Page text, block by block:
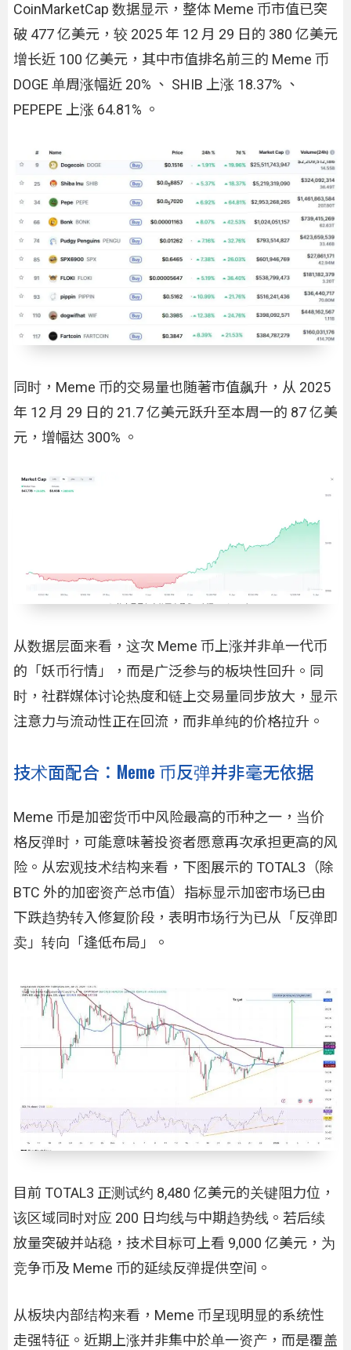
CoinMarketCap 数据显示，整体 Meme 币市值已突
破 477 亿美元，较 2025 年 12 月 29 日的 380 亿美元
增长近 100 亿美元，其中市值排名前三的 Meme 币
DOGE 单周涨幅近 20% 、 SHIB 上涨 18.37% 、
PEPEPE 上涨 64.81% 。
同时，Meme 币的交易量也随著市值飙升，从 2025
年 12 月 29 日的 21.7 亿美元跃升至本周一的 87 亿美
元，增幅达 300% 。
从数据层面来看，这次 Meme 币上涨并非单一代币
的「妖币行情」，而是广泛参与的板块性回升。同
时，社群媒体讨论热度和链上交易量同步放大，显示
注意力与流动性正在回流，而非单纯的价格拉升。
技术面配合：Meme 币反弹并非毫无依据
Meme 币是加密货币中风险最高的币种之一，当价
格反弹时，可能意味著投资者愿意再次承担更高的风
险。从宏观技术结构来看，下图展示的 TOTAL3（除
BTC 外的加密资产总市值）指标显示加密市场已由
下跌趋势转入修复阶段，表明市场行为已从「反弹即
卖」转向「逢低布局」。
目前 TOTAL3 正测试约 8,480 亿美元的关键阻力位，
该区域同时对应 200 日均线与中期趋势线。若后续
放量突破并站稳，技术目标可上看 9,000 亿美元，为
竞争币及 Meme 币的延续反弹提供空间。
从板块内部结构来看，Meme 币呈现明显的系统性
走强特征。近期上涨并非集中於单一资产，而是覆盖